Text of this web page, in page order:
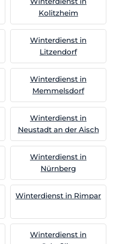
Kolitzheim
Winterdienst in
Litzendorf
Winterdienst in
Memmelsdorf
Winterdienst in
Neustadt an der Aisch
Winterdienst in
Nürnberg
Winterdienst in Rimpar
Winterdienst in